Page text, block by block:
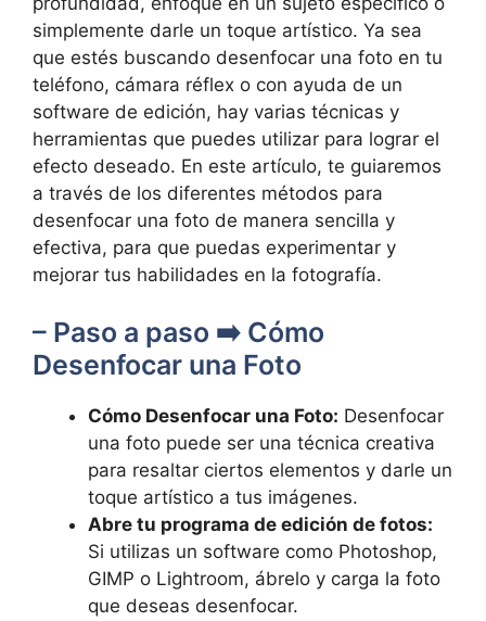
simplemente darle un toque artístico. Ya‍ sea
⁣que estés buscando desenfocar ⁣una ‌foto en tu
teléfono, cámara réflex‍ o con ayuda de un
software ​de edición, hay‍ varias técnicas y
herramientas que puedes utilizar para lograr el
efecto‍ deseado. En ⁣este​ artículo, ‍te guiaremos
a través de los diferentes métodos para
desenfocar una foto de manera sencilla y
efectiva, para que puedas​ experimentar y
mejorar tus ⁢habilidades en la fotografía.
– Paso a paso ⁤➡️ Cómo
Desenfocar ‌una Foto
Cómo Desenfocar una Foto: Desenfocar
una ⁤foto puede ser ‍una técnica creativa
‌para⁣ resaltar ciertos⁢ elementos y‍ darle un
toque artístico a⁣ tus​ imágenes.
Abre tu ​programa de edición de ​fotos:
Si utilizas un software como Photoshop,
GIMP o Lightroom, ábrelo⁢ y‌ carga la⁤ foto
que‍ deseas desenfocar.